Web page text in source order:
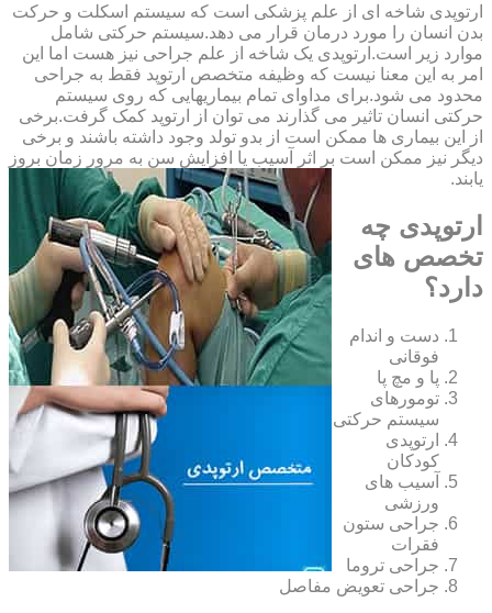
ارتوپدی شاخه ای از علم پزشکی است که سیستم اسکلت و حرکت
بدن انسان را مورد درمان قرار می دهد.سیستم حرکتی شامل
موارد زیر است.ارتوپدی یک شاخه از علم جراحی نیز هست اما این
امر به این معنا نیست که وظیفه متخصص ارتوپد فقط به جراحی
محدود می شود.برای مداوای تمام بیماریهایی که روی سیستم
حرکتی انسان تاثیر می گذارند می توان از ارتوپد کمک گرفت.برخی
از این بیماری ها ممکن است از بدو تولد وجود داشته باشند و برخی
دیگر نیز ممکن است بر اثر آسیب یا افزایش سن به مرور زمان بروز
یابند.
ارتوپدی چه
تخصص های
دارد؟
دست و اندام
فوقانی
پا و مچ پا
تومورهای
سیستم حرکتی
ارتوپدی
کودکان
آسیب های
ورزشی
جراحی ستون
فقرات
جراحی تروما
جراحی تعویض مفاصل